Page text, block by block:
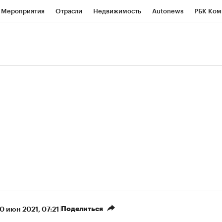
Мероприятия Отрасли Недвижимость Autonews РБК
июн 2021, 07:21 Поделиться